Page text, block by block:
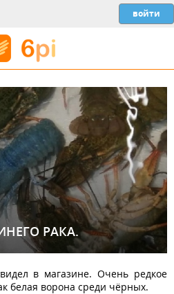
РАКА.
в магазине. Очень редкое
белая ворона среди чёрных.